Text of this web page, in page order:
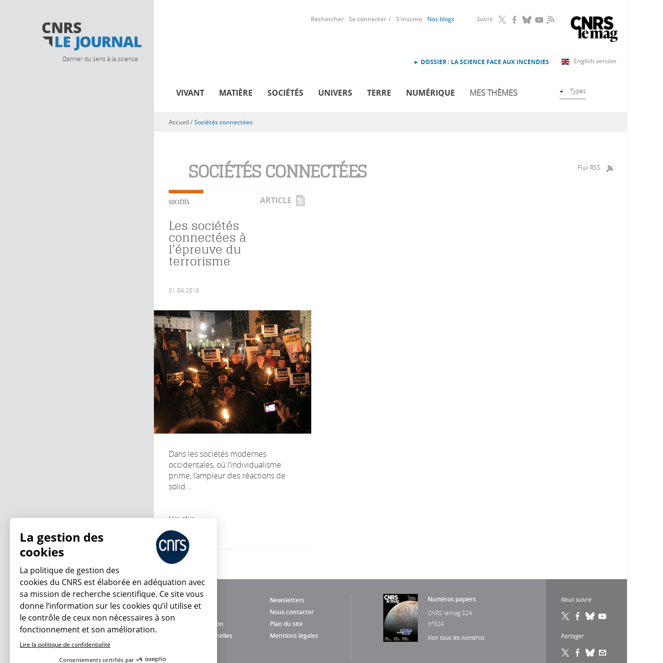
Donner du sens à la science
Suivre RSS
Rechercher Se connecter S'inscrire Nos blogs
English version
► DOSSIER : LA SCIENCE FACE AUX INCENDIES
VIVANT MATIÈRE SOCIÉTÉS UNIVERS TERRE NUMÉRIQUE MES THÈMES Types
Vous êtes ici
Accueil/Sociétés connectées
SOCIÉTÉS CONNECTÉES Flux RSS
SOCIÉTÉS ARTICLE
Les sociétés
connectées à
l’épreuve du
terrorisme
01.04.2016
Dans les sociétés modernes
occidentales, où l’individualisme
prime, l’ampleur des réactions de
solid...
Lire plus
Newsletters
Nous contacter
Charte d'utilisation
Plan du site
Données personnelles
Mentions légales
Numéros papiers
CNRS lemag 324
n°324
Voir tous les numéros
Nous suivre
Partager
En ce moment
La gestion des
cookies
La politique de gestion des
cookies du CNRS est élaborée en adéquation avec
sa mission de recherche scientifique. Ce site vous
donne l’information sur les cookies qu’il utilise et
le contrôle de ceux non nécessaires à son
fonctionnement et son amélioration.
Lire la politique de confidentialité
Consentements certifiés par